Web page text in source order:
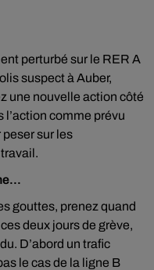
perturbé sur le RER A
suspect à Auber,
une nouvelle action côté
l’action comme prévu
sur les
gouttes, prenez quand
deux jours de grève,
D’abord un trafic
le cas de la ligne B